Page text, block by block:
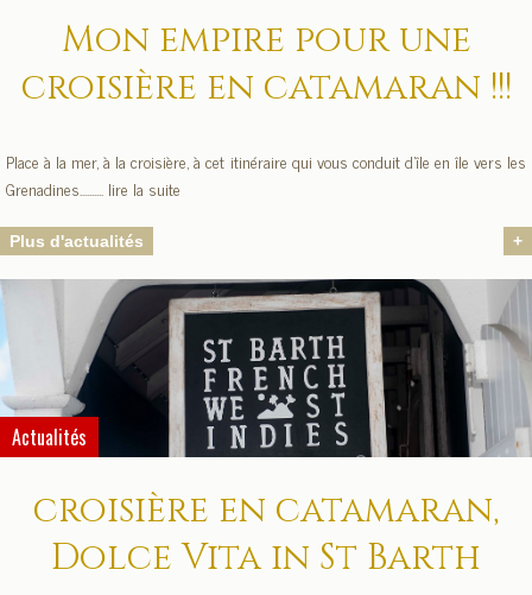
Mon empire pour une
croisière en catamaran !!!
Place à la mer, à la croisière, à cet itinéraire qui vous conduit d’île en île vers les
Grenadines.......... lire la suite
+
Plus d'actualités
Actualités
croisière en catamaran,
Dolce Vita in St Barth